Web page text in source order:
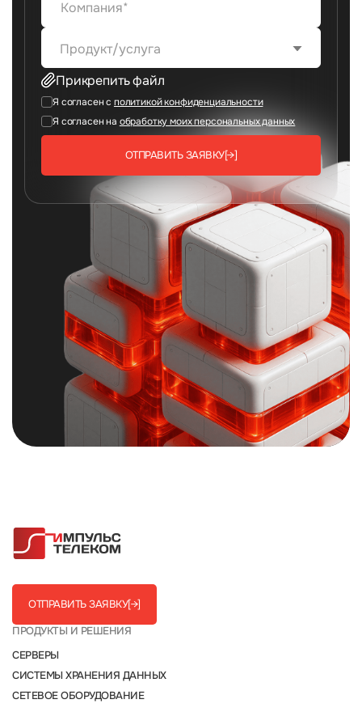
Продукт/услуга
Прикрепить файл
Я согласен с политикой конфиденциальности
Я согласен на обработку моих персональных данных
ОТПРАВИТЬ ЗАЯВКУ[→]
ОТПРАВИТЬ ЗАЯВКУ[→]
ПРОДУКТЫ И РЕШЕНИЯ
СЕРВЕРЫ
СИСТЕМЫ ХРАНЕНИЯ ДАННЫХ
СЕТЕВОЕ ОБОРУДОВАНИЕ